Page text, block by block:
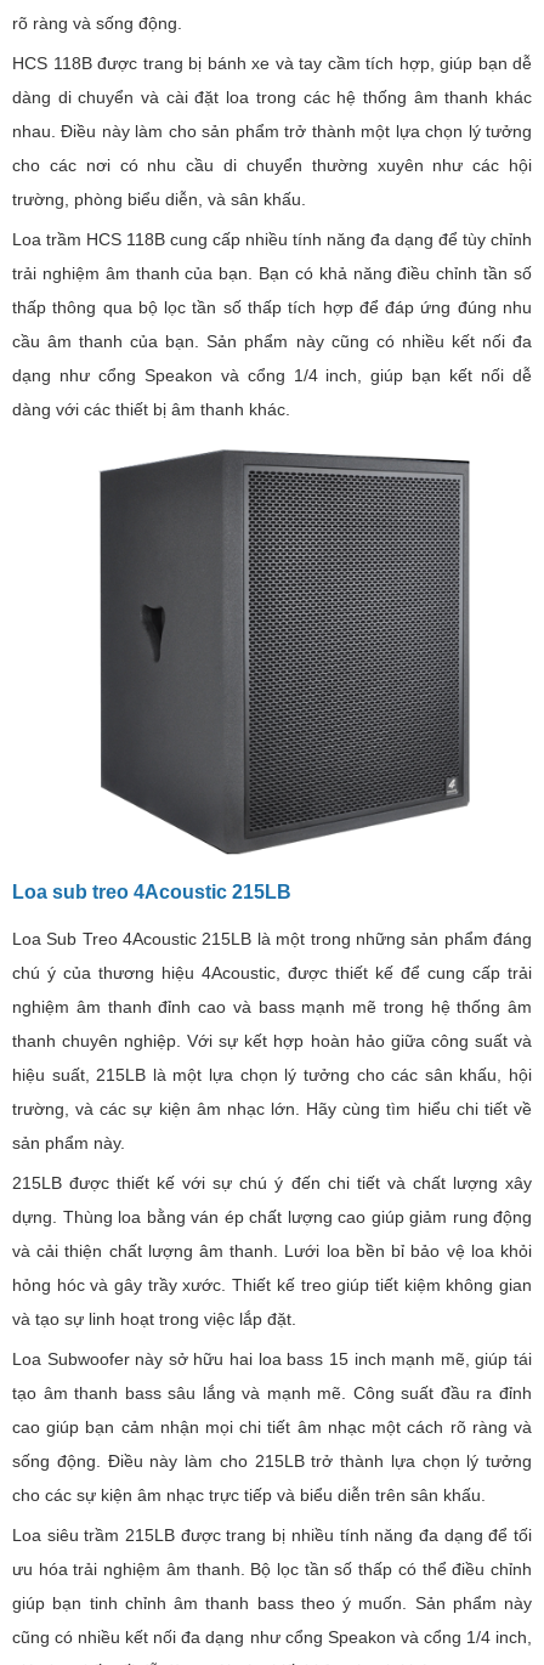
rõ ràng và sống động.
HCS 118B được trang bị bánh xe và tay cầm tích hợp, giúp bạn dễ
dàng di chuyển và cài đặt loa trong các hệ thống âm thanh khác
nhau. Điều này làm cho sản phẩm trở thành một lựa chọn lý tưởng
cho các nơi có nhu cầu di chuyển thường xuyên như các hội
trường, phòng biểu diễn, và sân khấu.
Loa trầm HCS 118B cung cấp nhiều tính năng đa dạng để tùy chỉnh
trải nghiệm âm thanh của bạn. Bạn có khả năng điều chỉnh tần số
thấp thông qua bộ lọc tần số thấp tích hợp để đáp ứng đúng nhu
cầu âm thanh của bạn. Sản phẩm này cũng có nhiều kết nối đa
dạng như cổng Speakon và cổng 1/4 inch, giúp bạn kết nối dễ
dàng với các thiết bị âm thanh khác.
Loa sub treo 4Acoustic 215LB
Loa Sub Treo 4Acoustic 215LB là một trong những sản phẩm đáng
chú ý của thương hiệu 4Acoustic, được thiết kế để cung cấp trải
nghiệm âm thanh đỉnh cao và bass mạnh mẽ trong hệ thống âm
thanh chuyên nghiệp. Với sự kết hợp hoàn hảo giữa công suất và
hiệu suất, 215LB là một lựa chọn lý tưởng cho các sân khấu, hội
trường, và các sự kiện âm nhạc lớn. Hãy cùng tìm hiểu chi tiết về
sản phẩm này.
215LB được thiết kế với sự chú ý đến chi tiết và chất lượng xây
dựng. Thùng loa bằng ván ép chất lượng cao giúp giảm rung động
và cải thiện chất lượng âm thanh. Lưới loa bền bỉ bảo vệ loa khỏi
hỏng hóc và gây trầy xước. Thiết kế treo giúp tiết kiệm không gian
và tạo sự linh hoạt trong việc lắp đặt.
Loa Subwoofer này sở hữu hai loa bass 15 inch mạnh mẽ, giúp tái
tạo âm thanh bass sâu lắng và mạnh mẽ. Công suất đầu ra đỉnh
cao giúp bạn cảm nhận mọi chi tiết âm nhạc một cách rõ ràng và
sống động. Điều này làm cho 215LB trở thành lựa chọn lý tưởng
cho các sự kiện âm nhạc trực tiếp và biểu diễn trên sân khấu.
Loa siêu trầm 215LB được trang bị nhiều tính năng đa dạng để tối
ưu hóa trải nghiệm âm thanh. Bộ lọc tần số thấp có thể điều chỉnh
giúp bạn tinh chỉnh âm thanh bass theo ý muốn. Sản phẩm này
cũng có nhiều kết nối đa dạng như cổng Speakon và cổng 1/4 inch,